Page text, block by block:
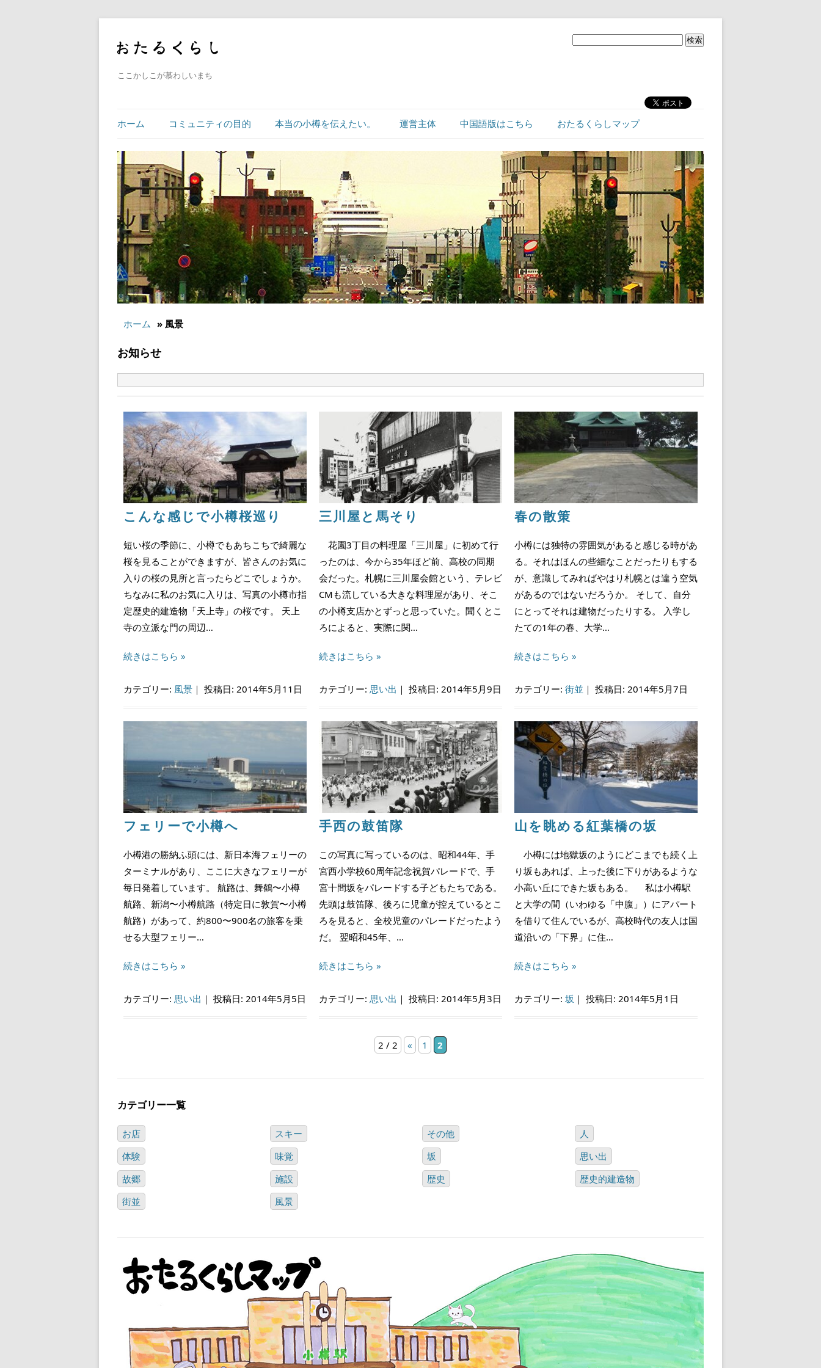
ここかしこが慕わしいまち
ホーム コミュニティの目的 本当の小樽を伝えたい。 運営主体 中国語版はこちら おたるくらしマップ
ホーム » 風景
お知らせ
こんな感じで小樽桜巡り
短い桜の季節に、小樽でもあちこちで綺麗な
桜を見ることができますが、皆さんのお気に
入りの桜の見所と言ったらどこでしょうか。
ちなみに私のお気に入りは、写真の小樽市指
定歴史的建造物「天上寺」の桜です。 天上
寺の立派な門の周辺…
続きはこちら »
カテゴリー: 風景 ｜ 投稿日: 2014年5月11日
三川屋と馬そり
花園3丁目の料理屋「三川屋」に初めて行
ったのは、今から35年ほど前、高校の同期
会だった。札幌に三川屋会館という、テレビ
CMも流している大きな料理屋があり、そこ
の小樽支店かとずっと思っていた。聞くとこ
ろによると、実際に関…
続きはこちら »
カテゴリー: 思い出 ｜ 投稿日: 2014年5月9日
春の散策
小樽には独特の雰囲気があると感じる時があ
る。それはほんの些細なことだったりもする
が、意識してみればやはり札幌とは違う空気
があるのではないだろうか。 そして、自分
にとってそれは建物だったりする。 入学し
たての1年の春、大学…
続きはこちら »
カテゴリー: 街並 ｜ 投稿日: 2014年5月7日
フェリーで小樽へ
小樽港の勝納ふ頭には、新日本海フェリーの
ターミナルがあり、ここに大きなフェリーが
毎日発着しています。 航路は、舞鶴〜小樽
航路、新潟〜小樽航路（特定日に敦賀〜小樽
航路）があって、約800〜900名の旅客を乗
せる大型フェリー…
続きはこちら »
カテゴリー: 思い出 ｜ 投稿日: 2014年5月5日
手西の鼓笛隊
この写真に写っているのは、昭和44年、手
宮西小学校60周年記念祝賀パレードで、手
宮十間坂をパレードする子どもたちである。
先頭は鼓笛隊、後ろに児童が控えているとこ
ろを見ると、全校児童のパレードだったよう
だ。 翌昭和45年、…
続きはこちら »
カテゴリー: 思い出 ｜ 投稿日: 2014年5月3日
山を眺める紅葉橋の坂
小樽には地獄坂のようにどこまでも続く上
り坂もあれば、上った後に下りがあるような
小高い丘にできた坂もある。 私は小樽駅
と大学の間（いわゆる「中腹」）にアパート
を借りて住んでいるが、高校時代の友人は国
道沿いの「下界」に住…
続きはこちら »
カテゴリー: 坂 ｜ 投稿日: 2014年5月1日
2 / 2 « 1 2
カテゴリー一覧
お店 スキー その他
人
体験
味覚 坂
思い出
故郷
施設 歴史
歴史的建造物
街並
風景